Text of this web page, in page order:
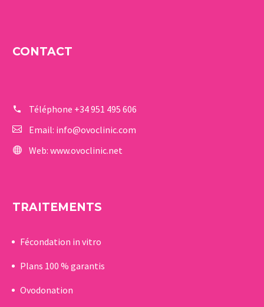
CONTACT
Téléphone +34 951 495 606
Email: info@ovoclinic.com
Web: www.ovoclinic.net
TRAITEMENTS
Fécondation in vitro
Plans 100 % garantis
Ovodonation